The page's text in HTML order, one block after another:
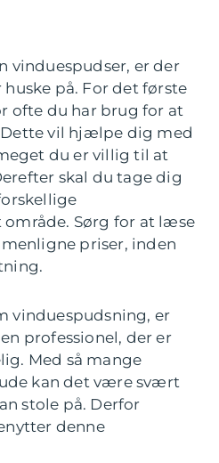
vinduespudser, er der
på. For det første
ofte du har brug for at
vil hjælpe dig med
du er villig til at
skal du tage dig
Sørg for at læse
priser, inden
vinduespudsning, er
professionel, der er
Med så mange
kan det være svært
stole på. Derfor
denne